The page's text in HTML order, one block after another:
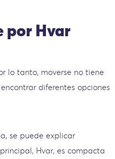
por Hvar
lo tanto, moverse no tiene
diferentes opciones
se puede explicar
Hvar, es compacta